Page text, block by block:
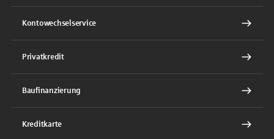
Kontowechselservice
Privatkredit
Baufinanzierung
Kreditkarte